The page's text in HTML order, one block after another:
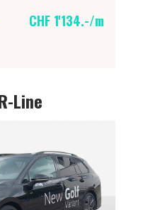
CHF 1'134.-/m
Line